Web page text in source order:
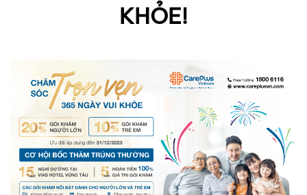
KHỎE!